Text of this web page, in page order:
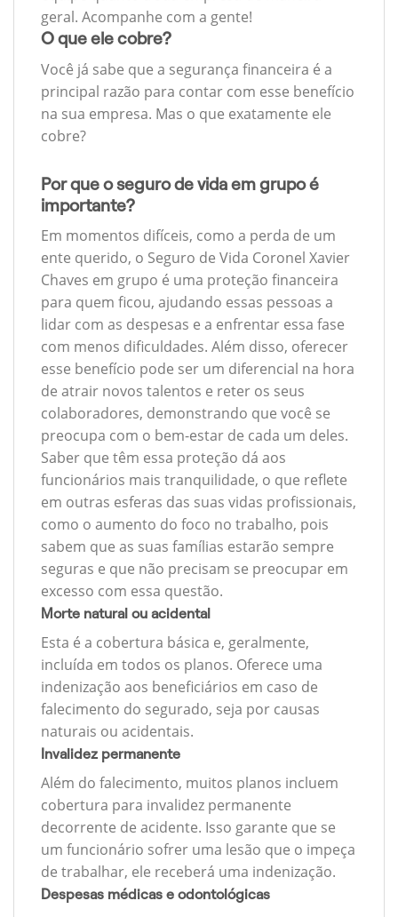
geral. Acompanhe com a gente!
O que ele cobre?
Você já sabe que a segurança financeira é a
principal razão para contar com esse benefício
na sua empresa. Mas o que exatamente ele
cobre?
Por que o seguro de vida em grupo é
importante?
Em momentos difíceis, como a perda de um
ente querido, o Seguro de Vida Coronel Xavier
Chaves em grupo é uma proteção financeira
para quem ficou, ajudando essas pessoas a
lidar com as despesas e a enfrentar essa fase
com menos dificuldades. Além disso, oferecer
esse benefício pode ser um diferencial na hora
de atrair novos talentos e reter os seus
colaboradores, demonstrando que você se
preocupa com o bem-estar de cada um deles.
Saber que têm essa proteção dá aos
funcionários mais tranquilidade, o que reflete
em outras esferas das suas vidas profissionais,
como o aumento do foco no trabalho, pois
sabem que as suas famílias estarão sempre
seguras e que não precisam se preocupar em
excesso com essa questão.
Morte natural ou acidental
Esta é a cobertura básica e, geralmente,
incluída em todos os planos. Oferece uma
indenização aos beneficiários em caso de
falecimento do segurado, seja por causas
naturais ou acidentais.
Invalidez permanente
Além do falecimento, muitos planos incluem
cobertura para invalidez permanente
decorrente de acidente. Isso garante que se
um funcionário sofrer uma lesão que o impeça
de trabalhar, ele receberá uma indenização.
Despesas médicas e odontológicas